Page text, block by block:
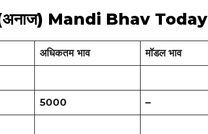
Mandi Bhav Today
अधिकतम भाव मॉडल भाव
5000 –